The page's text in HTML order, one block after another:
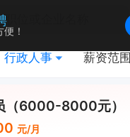
行政人事 薪资范围
（6000-8000元）
元/月
！